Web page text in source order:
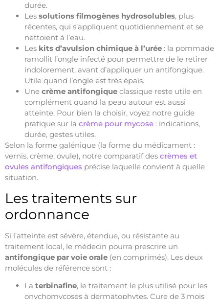
durée.
Les solutions filmogènes hydrosolubles, plus
récentes, qui s’appliquent quotidiennement et se
nettoient à l’eau.
Les kits d’avulsion chimique à l’urée : la pommade
ramollit l’ongle infecté pour permettre de le retirer
indolorement, avant d’appliquer un antifongique.
Utile quand l’ongle est très épais.
Une crème antifongique classique reste utile en
complément quand la peau autour est aussi
atteinte. Pour bien la choisir, voyez notre guide
pratique sur la crème pour mycose : indications,
durée, gestes utiles.
Selon la forme galénique (la forme du médicament :
vernis, crème, ovule), notre comparatif des crèmes et
ovules antifongiques précise laquelle convient à quelle
situation.
Les traitements sur
ordonnance
Si l’atteinte est sévère, étendue, ou résistante au
traitement local, le médecin pourra prescrire un
antifongique par voie orale (en comprimés). Les deux
molécules de référence sont :
La terbinafine, le traitement le plus utilisé pour les
onychomycoses à dermatophytes. Cure de 3 mois